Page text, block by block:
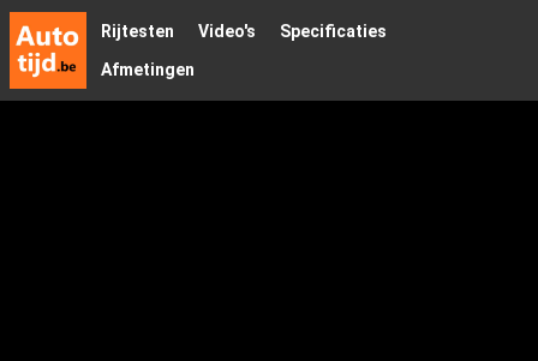
Rijtesten Video's
Specificaties
Afmetingen